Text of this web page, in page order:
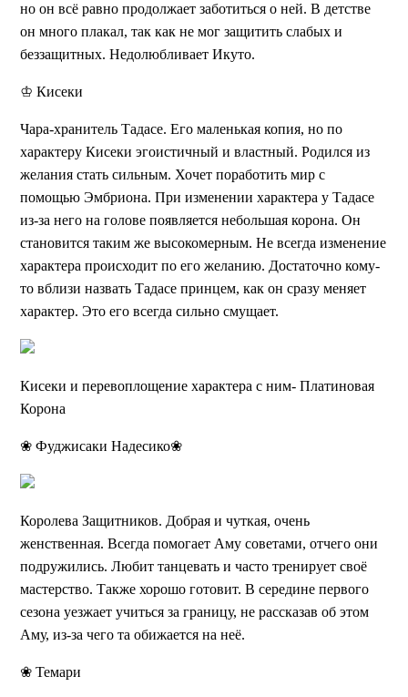
но он всё равно продолжает заботиться о ней. В детстве
он много плакал, так как не мог защитить слабых и
беззащитных. Недолюбливает Икуто.
♔ Кисеки
Чара-хранитель Тадасе. Его маленькая копия, но по
характеру Кисеки эгоистичный и властный. Родился из
желания стать сильным. Хочет поработить мир с
помощью Эмбриона. При изменении характера у Тадасе
из-за него на голове появляется небольшая корона. Он
становится таким же высокомерным. Не всегда изменение
характера происходит по его желанию. Достаточно кому-
то вблизи назвать Тадасе принцем, как он сразу меняет
характер. Это его всегда сильно смущает.
Кисеки и перевоплощение характера с ним- Платиновая
Корона
❀ Фуджисаки Надесико❀
Королева Защитников. Добрая и чуткая, очень
женственная. Всегда помогает Аму советами, отчего они
подружились. Любит танцевать и часто тренирует своё
мастерство. Также хорошо готовит. В середине первого
сезона уезжает учиться за границу, не рассказав об этом
Аму, из-за чего та обижается на неё.
❀ Темари